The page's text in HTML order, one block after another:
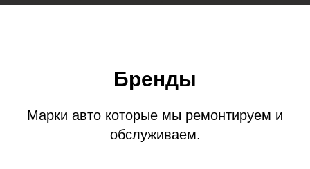
Бренды
Марки авто которые мы ремонтируем и
обслуживаем.